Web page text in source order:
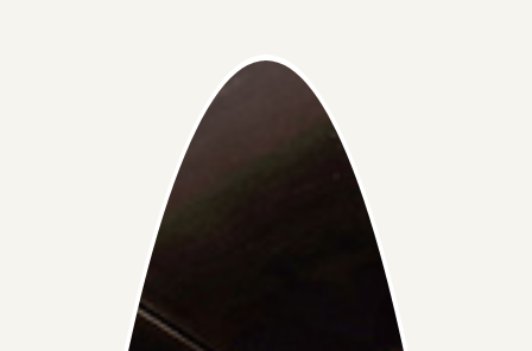
不過，部分人或會出現腹瀉、皮疹、蕁麻疹、關節痛、昏
不適宜接種 HPV 疫苗的人士包括：
計劃懷孕或正在懷孕的婦女
對疫苗成分過敏的人士
有凝血功能障礙的患者
有免疫功能疾病的患者
正感到身體不適的人士